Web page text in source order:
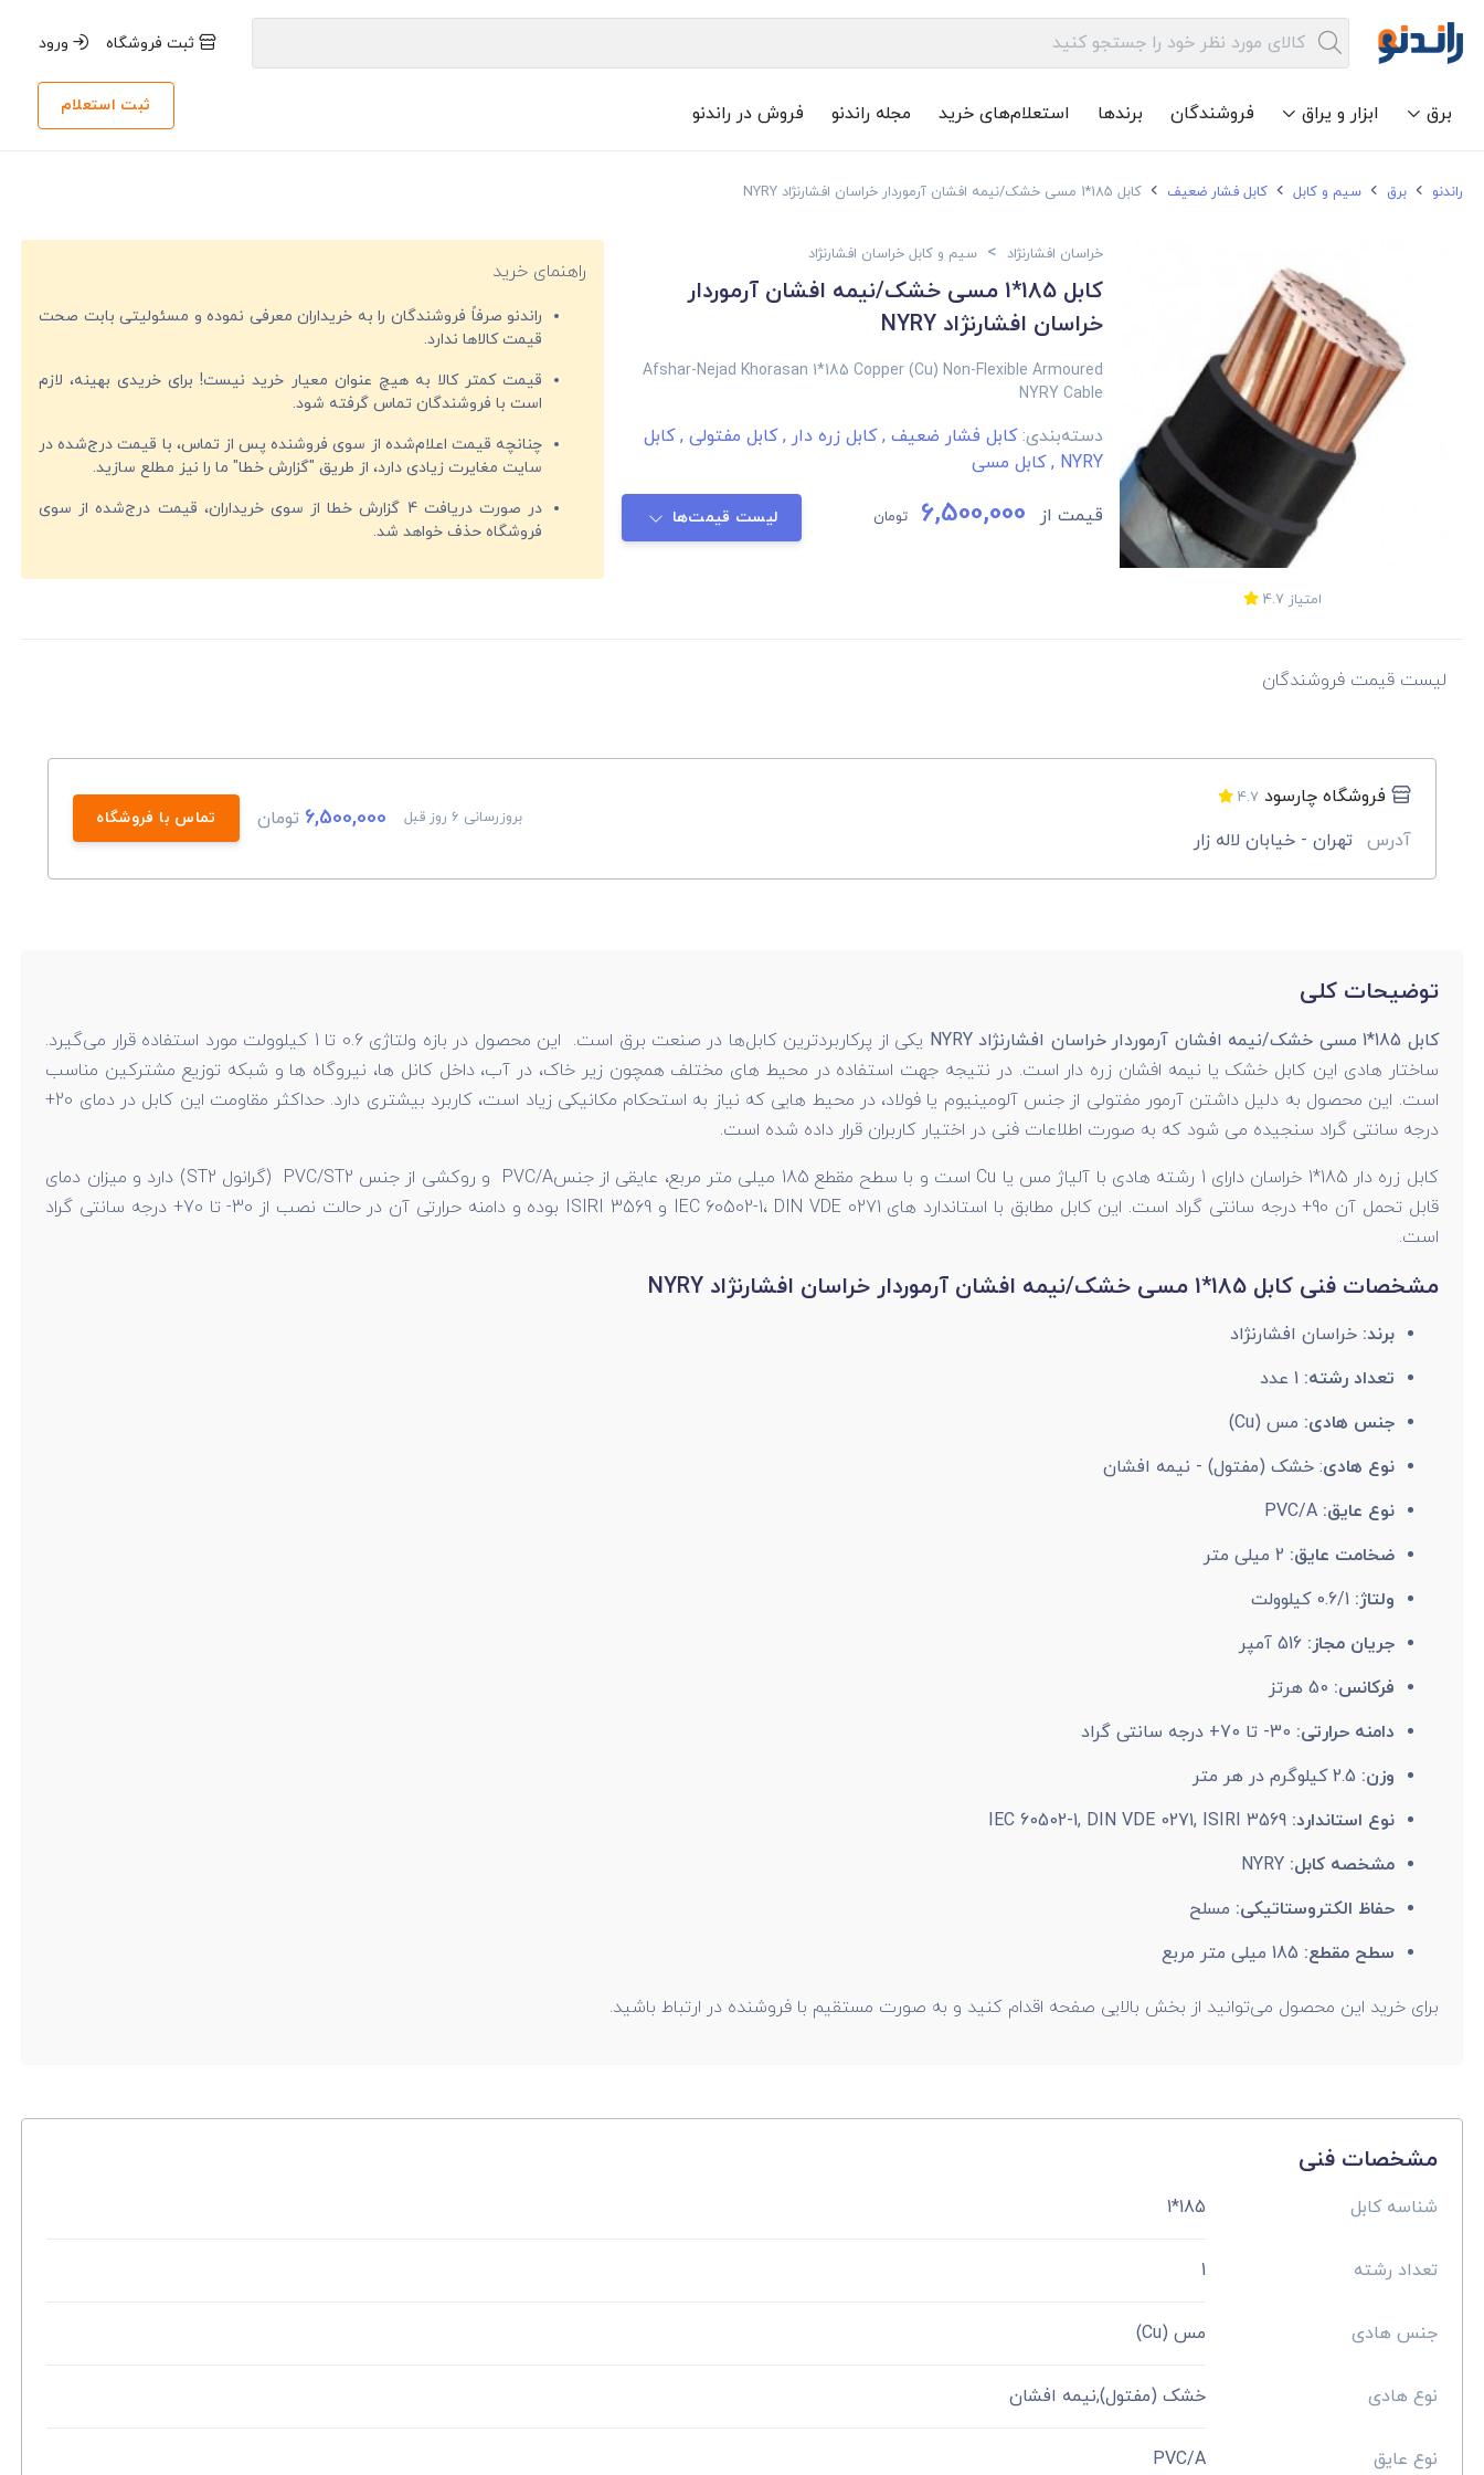
ثبت فروشگاه ورود
برق ابزار و یراق فروشندگان برندها استعلام‌های خرید مجله راندنو فروش در راندنو ثبت استعلام
راندنو برق سیم و کابل کابل فشار ضعیف کابل 185*1 مسی خشک/نیمه افشان آرموردار خراسان افشارنژاد NYRY
امتیاز 4.7
خراسان افشارنژاد > سیم و کابل خراسان افشارنژاد
کابل 185*1 مسی خشک/نیمه افشان آرموردار
خراسان افشارنژاد NYRY
Afshar-Nejad Khorasan 1*185 Copper (Cu) Non-Flexible Armoured
NYRY Cable
دسته‌بندی:کابل فشار ضعیف ,کابل زره دار ,کابل مفتولی ,کابل
NYRY
,کابل مسی
قیمت از 6,500,000 تومان لیست قیمت‌ها
راهنمای خرید
راندنو صرفاً فروشندگان را به خریداران معرفی نموده و مسئولیتی بابت صحت
قیمت‌ کالاها ندارد.
قیمت کمتر کالا به هیچ عنوان معیار خرید نیست! برای خریدی بهینه، لازم
است با فروشندگان تماس گرفته شود.
چنانچه قیمت اعلام‌شده از سوی فروشنده پس از تماس، با قیمت درج‌شده در
سایت مغایرت زیادی دارد، از طریق "گزارش خطا" ما را نیز مطلع سازید.
در صورت دریافت 4 گزارش خطا از سوی خریداران، قیمت درج‌شده از سوی
فروشگاه حذف خواهد شد.
لیست قیمت فروشندگان
فروشگاه چارسود 4.7
آدرس تهران - خیابان لاله زار
بروزرسانی 6 روز قبل 6,500,000 تومان تماس با فروشگاه
توضیحات کلی
کابل 185*1 مسی خشک/نیمه افشان آرموردار خراسان افشارنژاد NYRY
یکی از پرکاربردترین کابل‌ها در صنعت برق است. این محصول در بازه ولتاژی 0.6 تا 1 کیلوولت مورد استفاده قرار می‌گیرد.
ساختار هادی این کابل خشک یا نیمه افشان زره دار است. در نتیجه جهت استفاده در محیط های مختلف همچون زیر خاک، در آب، داخل کانل ها، نیروگاه ها و شبکه توزیع مشترکین مناسب
است. این محصول به دلیل داشتن آرمور مفتولی از جنس آلومینیوم یا فولاد، در محیط هایی که نیاز به استحکام مکانیکی زیاد است، کاربرد بیشتری دارد. حداکثر مقاومت این کابل در دمای 20+
درجه سانتی گراد سنجیده می شود که به صورت اطلاعات فنی در اختیار کاربران قرار داده شده است.
کابل زره دار 185*1 خراسان دارای 1 رشته هادی با آلیاژ مس یا Cu است و با سطح مقطع 185 میلی متر مربع، عایقی از جنسPVC/A و روکشی از جنس PVC/ST2 (گرانول ST2) دارد و میزان دمای
قابل تحمل آن 90+ درجه سانتی گراد است. این کابل مطابق با استاندارد های IEC 60502-1، DIN VDE 0271 و ISIRI 3569 بوده و دامنه حرارتی آن در حالت نصب از 30- تا 70+ درجه سانتی گراد
است.
مشخصات فنی کابل 185*1 مسی خشک/نیمه افشان آرموردار خراسان افشارنژاد NYRY
برند: خراسان افشارنژاد
تعداد رشته: 1 عدد
جنس هادی: مس (Cu)
نوع هادی: خشک (مفتول) - نیمه افشان
نوع عایق: PVC/A
ضخامت عایق: 2 میلی متر
ولتاژ:0.6/1 کیلوولت
جریان مجاز:516 آمپر
فرکانس: 50 هرتز
دامنه حرارتی:
وزن: 2.5 کیلوگرم در هر متر
نوع استاندارد: IEC 60502-1, DIN VDE 0271, ISIRI 3569
مشخصه کابل: NYRY
حفاظ الکتروستاتیکی: مسلح
سطح مقطع: 185 میلی متر مربع
برای خرید این محصول می‌توانید از بخش بالایی صفحه اقدام کنید و به صورت مستقیم با فروشنده در ارتباط باشید.
مشخصات فنی
شناسه کابل 185*1
تعداد رشته 1
جنس هادی مس (Cu)
نوع هادی خشک (مفتول),نیمه افشان
نوع عایق PVC/A